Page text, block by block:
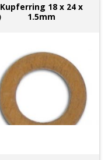
Kupferring 18 x 24 x
1.5mm